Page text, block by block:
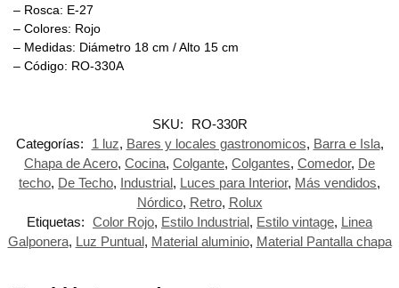
– Rosca: E-27
– Colores: Rojo
– Medidas: Diámetro 18 cm / Alto 15 cm
– Código: RO-330A
SKU:
RO-330R
Categorías:
1 luz, Bares y locales gastronomicos, Barra e Isla,
Chapa de Acero, Cocina, Colgante, Colgantes, Comedor, De
techo, De Techo, Industrial, Luces para Interior, Más vendidos,
Nórdico, Retro, Rolux
Etiquetas: Color Rojo, Estilo Industrial, Estilo vintage, Linea
Galponera, Luz Puntual, Material aluminio, Material Pantalla chapa